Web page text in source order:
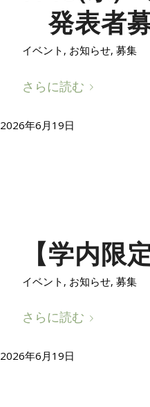
発表者
イベント , お知らせ, 募集
さらに読む
2026年6月19日
【学内
イベント , お知らせ, 募集
さらに読む
2026年6月19日